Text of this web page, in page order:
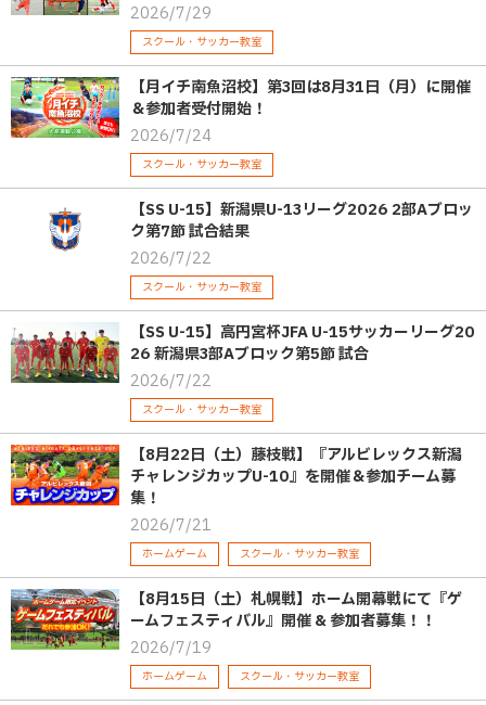
2026/7/29
スクール・サッカー教室
【月イチ南魚沼校】第3回は8月31日（月）に開催
＆参加者受付開始！
2026/7/24
スクール・サッカー教室
【SS U-15】新潟県U-13リーグ2026 2部Aブロッ
ク第7節 試合結果
2026/7/22
スクール・サッカー教室
【SS U-15】高円宮杯JFA U-15サッカーリーグ20
26 新潟県3部Aブロック第5節 試合
2026/7/22
スクール・サッカー教室
【8月22日（土）藤枝戦】『アルビレックス新潟
チャレンジカップU-10』を開催＆参加チーム募
集！
2026/7/21
ホームゲーム スクール・サッカー教室
【8月15日（土）札幌戦】ホーム開幕戦にて『ゲ
ームフェスティバル』開催 & 参加者募集！！
2026/7/19
ホームゲーム スクール・サッカー教室